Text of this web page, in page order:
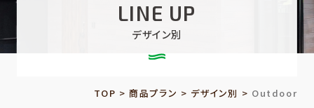
LINE UP
デザイン別
TOP >商品プラン > デザイン別 > Outdoor